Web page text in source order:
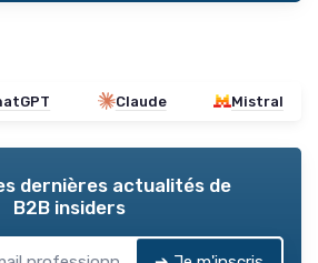
Claude Mistral
dernières actualités de
B2B insiders